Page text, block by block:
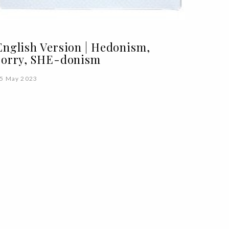
Version | Hedonism,
SHE-donism
May 2023